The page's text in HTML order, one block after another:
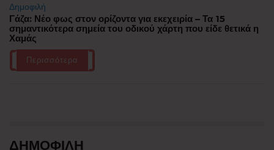
Δημοφιλή
Γάζα: Νέο φως στον ορίζοντα για εκεχειρία – Τα 15
σημαντικότερα σημεία του οδικού χάρτη που είδε θετικά η
Χαμάς
Περισσότερα
ΔΗΜΟΦΙΛΗ